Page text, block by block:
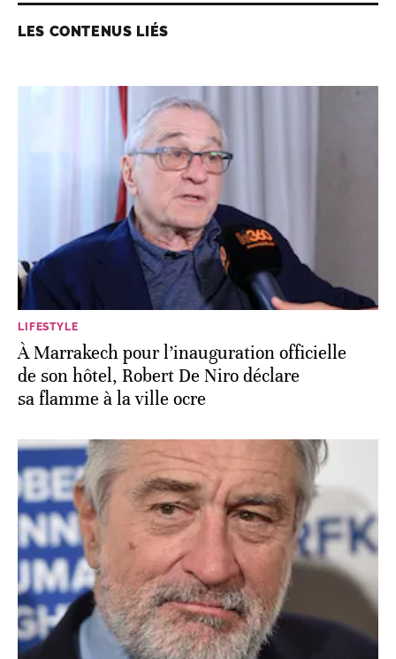
LES CONTENUS LIÉS
LIFESTYLE
À Marrakech pour l’inauguration officielle
de son hôtel, Robert De Niro déclare
sa flamme à la ville ocre